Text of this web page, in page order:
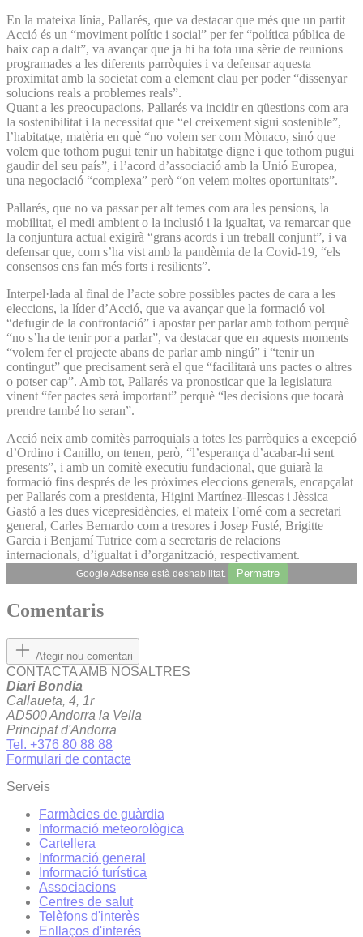
En la mateixa línia, Pallarés, que va destacar que més que un partit
Acció és un “moviment polític i social” per fer “política pública de
baix cap a dalt”, va avançar que ja hi ha tota una sèrie de reunions
programades a les diferents parròquies i va defensar aquesta
proximitat amb la societat com a element clau per poder “dissenyar
solucions reals a problemes reals”.
Quant a les preocupacions, Pallarés va incidir en qüestions com ara
la sostenibilitat i la necessitat que “el creixement sigui sostenible”,
l’habitatge, matèria en què “no volem ser com Mònaco, sinó que
volem que tothom pugui tenir un habitatge digne i que tothom pugui
gaudir del seu país”, i l’acord d’associació amb la Unió Europea,
una negociació “complexa” però “on veiem moltes oportunitats”.
Pallarés, que no va passar per alt temes com ara les pensions, la
mobilitat, el medi ambient o la inclusió i la igualtat, va remarcar que
la conjuntura actual exigirà “grans acords i un treball conjunt”, i va
defensar que, com s’ha vist amb la pandèmia de la Covid-19, “els
consensos ens fan més forts i resilients”.
Interpel·lada al final de l’acte sobre possibles pactes de cara a les
eleccions, la líder d’Acció, que va avançar que la formació vol
“defugir de la confrontació” i apostar per parlar amb tothom perquè
“no s’ha de tenir por a parlar”, va destacar que en aquests moments
“volem fer el projecte abans de parlar amb ningú” i “tenir un
contingut” que precisament serà el que “facilitarà uns pactes o altres
o potser cap”. Amb tot, Pallarés va pronosticar que la legislatura
vinent “fer pactes serà important” perquè “les decisions que tocarà
prendre també ho seran”.
Acció neix amb comitès parroquials a totes les parròquies a excepció
d’Ordino i Canillo, on tenen, però, “l’esperança d’acabar-hi sent
presents”, i amb un comitè executiu fundacional, que guiarà la
formació fins després de les pròximes eleccions generals, encapçalat
per Pallarés com a presidenta, Higini Martínez-Illescas i Jèssica
Gastó a les dues vicepresidències, el mateix Forné com a secretari
general, Carles Bernardo com a tresores i Josep Fusté, Brigitte
Garcia i Benjamí Tutrice com a secretaris de relacions
internacionals, d’igualtat i d’organització, respectivament.
Google Adsense està deshabilitat. Permetre
Comentaris
Afegir nou comentari
CONTACTA AMB NOSALTRES
Diari Bondia
Callaueta, 4, 1r
AD500 Andorra la Vella
Principat d'Andorra
Tel. +376 80 88 88
Formulari de contacte
Serveis
Farmàcies de guàrdia
Informació meteorològica
Cartellera
Informació general
Informació turística
Associacions
Centres de salut
Telèfons d'interès
Enllaços d'interés